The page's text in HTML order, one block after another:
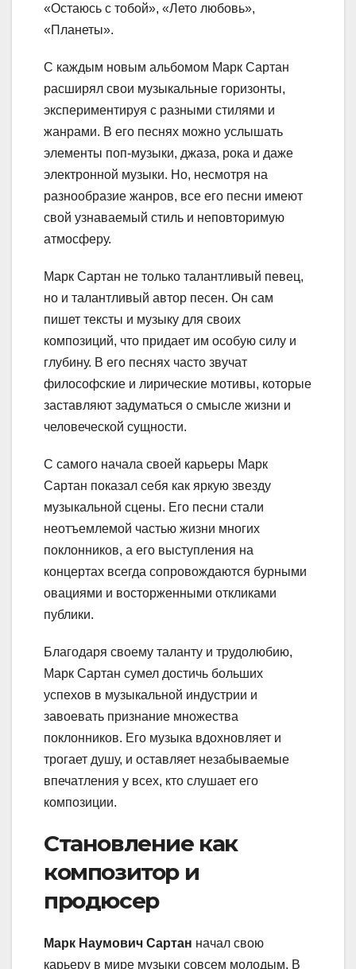
«Остаюсь с тобой», «Лето любовь»,
«Планеты».
С каждым новым альбомом Марк Сартан
расширял свои музыкальные горизонты,
экспериментируя с разными стилями и
жанрами. В его песнях можно услышать
элементы поп-музыки, джаза, рока и даже
электронной музыки. Но, несмотря на
разнообразие жанров, все его песни имеют
свой узнаваемый стиль и неповторимую
атмосферу.
Марк Сартан не только талантливый певец,
но и талантливый автор песен. Он сам
пишет тексты и музыку для своих
композиций, что придает им особую силу и
глубину. В его песнях часто звучат
философские и лирические мотивы, которые
заставляют задуматься о смысле жизни и
человеческой сущности.
С самого начала своей карьеры Марк
Сартан показал себя как яркую звезду
музыкальной сцены. Его песни стали
неотъемлемой частью жизни многих
поклонников, а его выступления на
концертах всегда сопровождаются бурными
овациями и восторженными откликами
публики.
Благодаря своему таланту и трудолюбию,
Марк Сартан сумел достичь больших
успехов в музыкальной индустрии и
завоевать признание множества
поклонников. Его музыка вдохновляет и
трогает душу, и оставляет незабываемые
впечатления у всех, кто слушает его
композиции.
Становление как
композитор и
продюсер
Марк Наумович Сартан начал свою
карьеру в мире музыки совсем молодым. В